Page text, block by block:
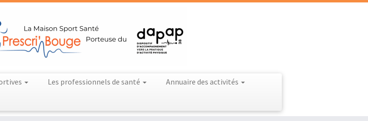
Les professionnels de santé
Annuaire des activités